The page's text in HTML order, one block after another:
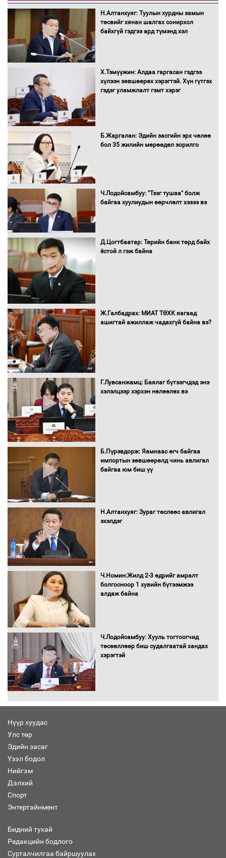
"ДЦС-3” ТӨХК-ийн нэн шаардлагатай
“Турбингенератор-5”-ын шинэчлэлийн
төсвийг шийдвэрлэхээр болов
УИХ-ын дарга С.Бямбацогт Сутай
хайрхны тэнгэрийг тахих тахилгад
оролцлоо
С.Амарсайхан: Иргэдийг хохироосон
ААН-ийн нуугтмал хөрөнгийг
Н.Номтойбаяр: Аймгуудад тулгамдаж
С.Бямбацогт Зүүн Азийн
Санхүүгийн хэмнэлтийн горимд эрүүл
Нөөцийн махны худалдаа,
борлуулалтыг нээлттэй ил тод
болгоно
Монгол Улс “COP17”-д “Тал хээрийн
төлөвлөгөө”-гөө танилцуулна
худалдан авах журмыг баталлаа
шилжиж, найр наадам, зөвлөгөөн,
гадаад томилолтыг хориглолоо
Н.Алтанхуяг: Туулын хурдны замын
төсвийг хянан шалгах сонирхол
байхгүй гэдгээ ард түмэнд хэл
Х.Тэмүүжин: Алдаа гаргасан гэдгээ
хүлээн зөвшөөрөх хэрэгтэй. Хүн гүтгэх
гэдэг уламжлалт гэмт хэрэг
Б.Жаргалан: Эдийн засгийн эрх чөлөө
бол 35 жилийн мөрөөдөл зорилго
Ч.Лодойсамбуу: "Тээг тушаа" болж
байгаа хуулиудын өөрчлөлт хэзээ вэ
Д.Цогтбаатар: Төрийн банк төрд байх
ёстой л гэж байна
Ж.Галбадрах: МИАТ ТӨХК яагаад
ашигтай ажиллаж чадахгүй байна вэ?
Г.Лувсанжамц: Баялаг бүтээгчдэд энэ
хэлэлцээр хэрхэн нөлөөлөх вэ
Б.Пүрэвдорж: Яамнаас өгч байгаа
импортын зөвшөөрөлд чинь авлигал
байгаа юм биш үү
Н.Алтанхуяг: Зураг төслөөс авлигал
эхэлдэг
Ч.Номин:Жилд 2-3 өдрийг амралт
болгосноор 1 хувийн бүтээмжээ
алдаж байна
Ч.Лодойсамбуу: Хууль тогтоогчид
төсөөллөөр биш судалгаатай хандах
хэрэгтэй
Нүүр хуудас
Улс төр
Эдийн засаг
Үзэл бодол
Нийгэм
Дэлхий
Спорт
Энтертайнмент
Бидний тухай
Редакцийн бодлого
Сурталчилгаа байршуулах